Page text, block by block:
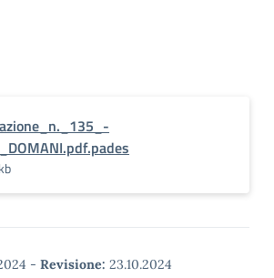
- Revisione: 23.10.2024